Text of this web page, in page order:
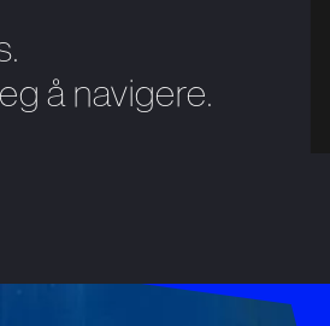
å navigere.